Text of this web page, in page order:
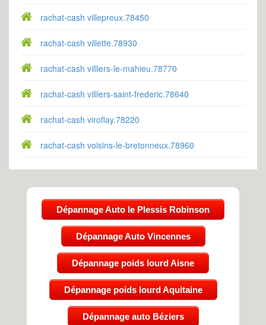
rachat-cash villepreux.78450
rachat-cash villette.78930
rachat-cash villiers-le-mahieu.78770
rachat-cash villiers-saint-frederic.78640
rachat-cash viroflay.78220
rachat-cash voisins-le-bretonneux.78960
Dépannage Auto le Plessis Robinson
Dépannage Auto Vincennes
Dépannage poids lourd Aisne
Dépannage poids lourd Aquitaine
Dépannage auto Béziers